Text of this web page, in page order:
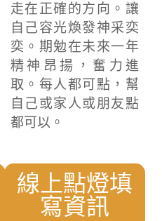
走在正確的方向。讓
自己容光煥發神采奕
奕。期勉在未來一年
精神昂揚，奮力進
取。每人都可點，幫
自己或家人或朋友點
都可以。
線上點燈填
寫資訊